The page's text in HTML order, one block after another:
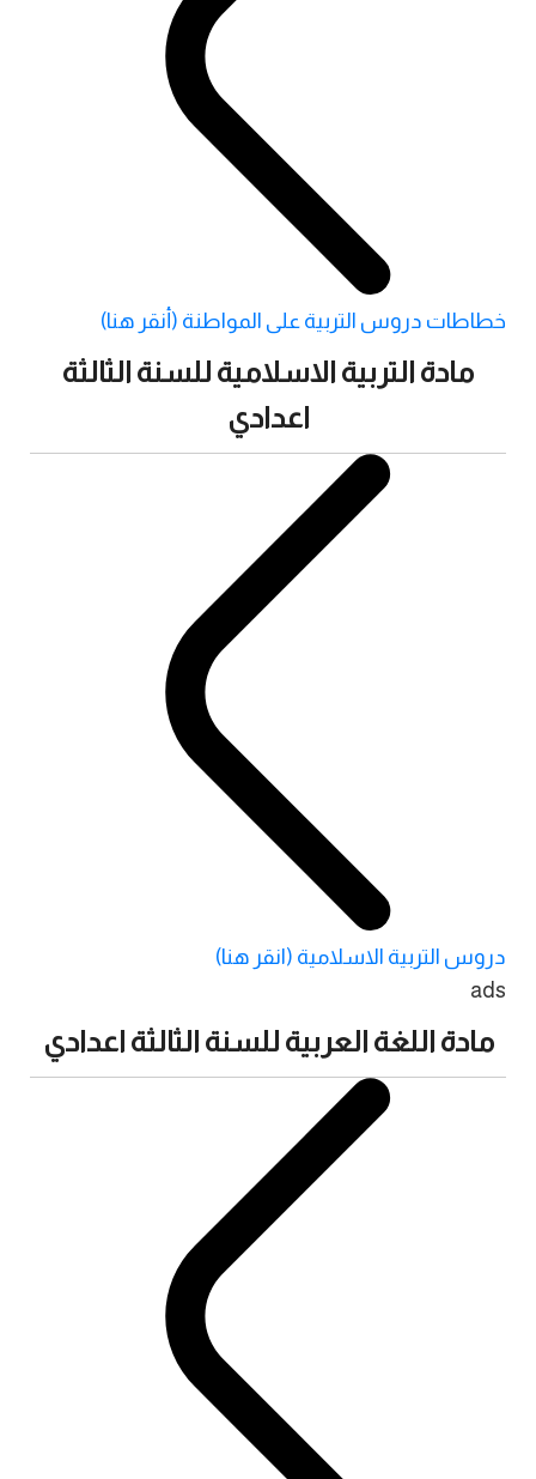
خطاطات دروس التربية على المواطنة (أنقر هنا)
مادة التربية الاسلامية للسنة الثالثة
اعدادي
دروس التربية الاسلامية (انقر هنا)
ads
مادة اللغة العربية للسنة الثالثة اعدادي